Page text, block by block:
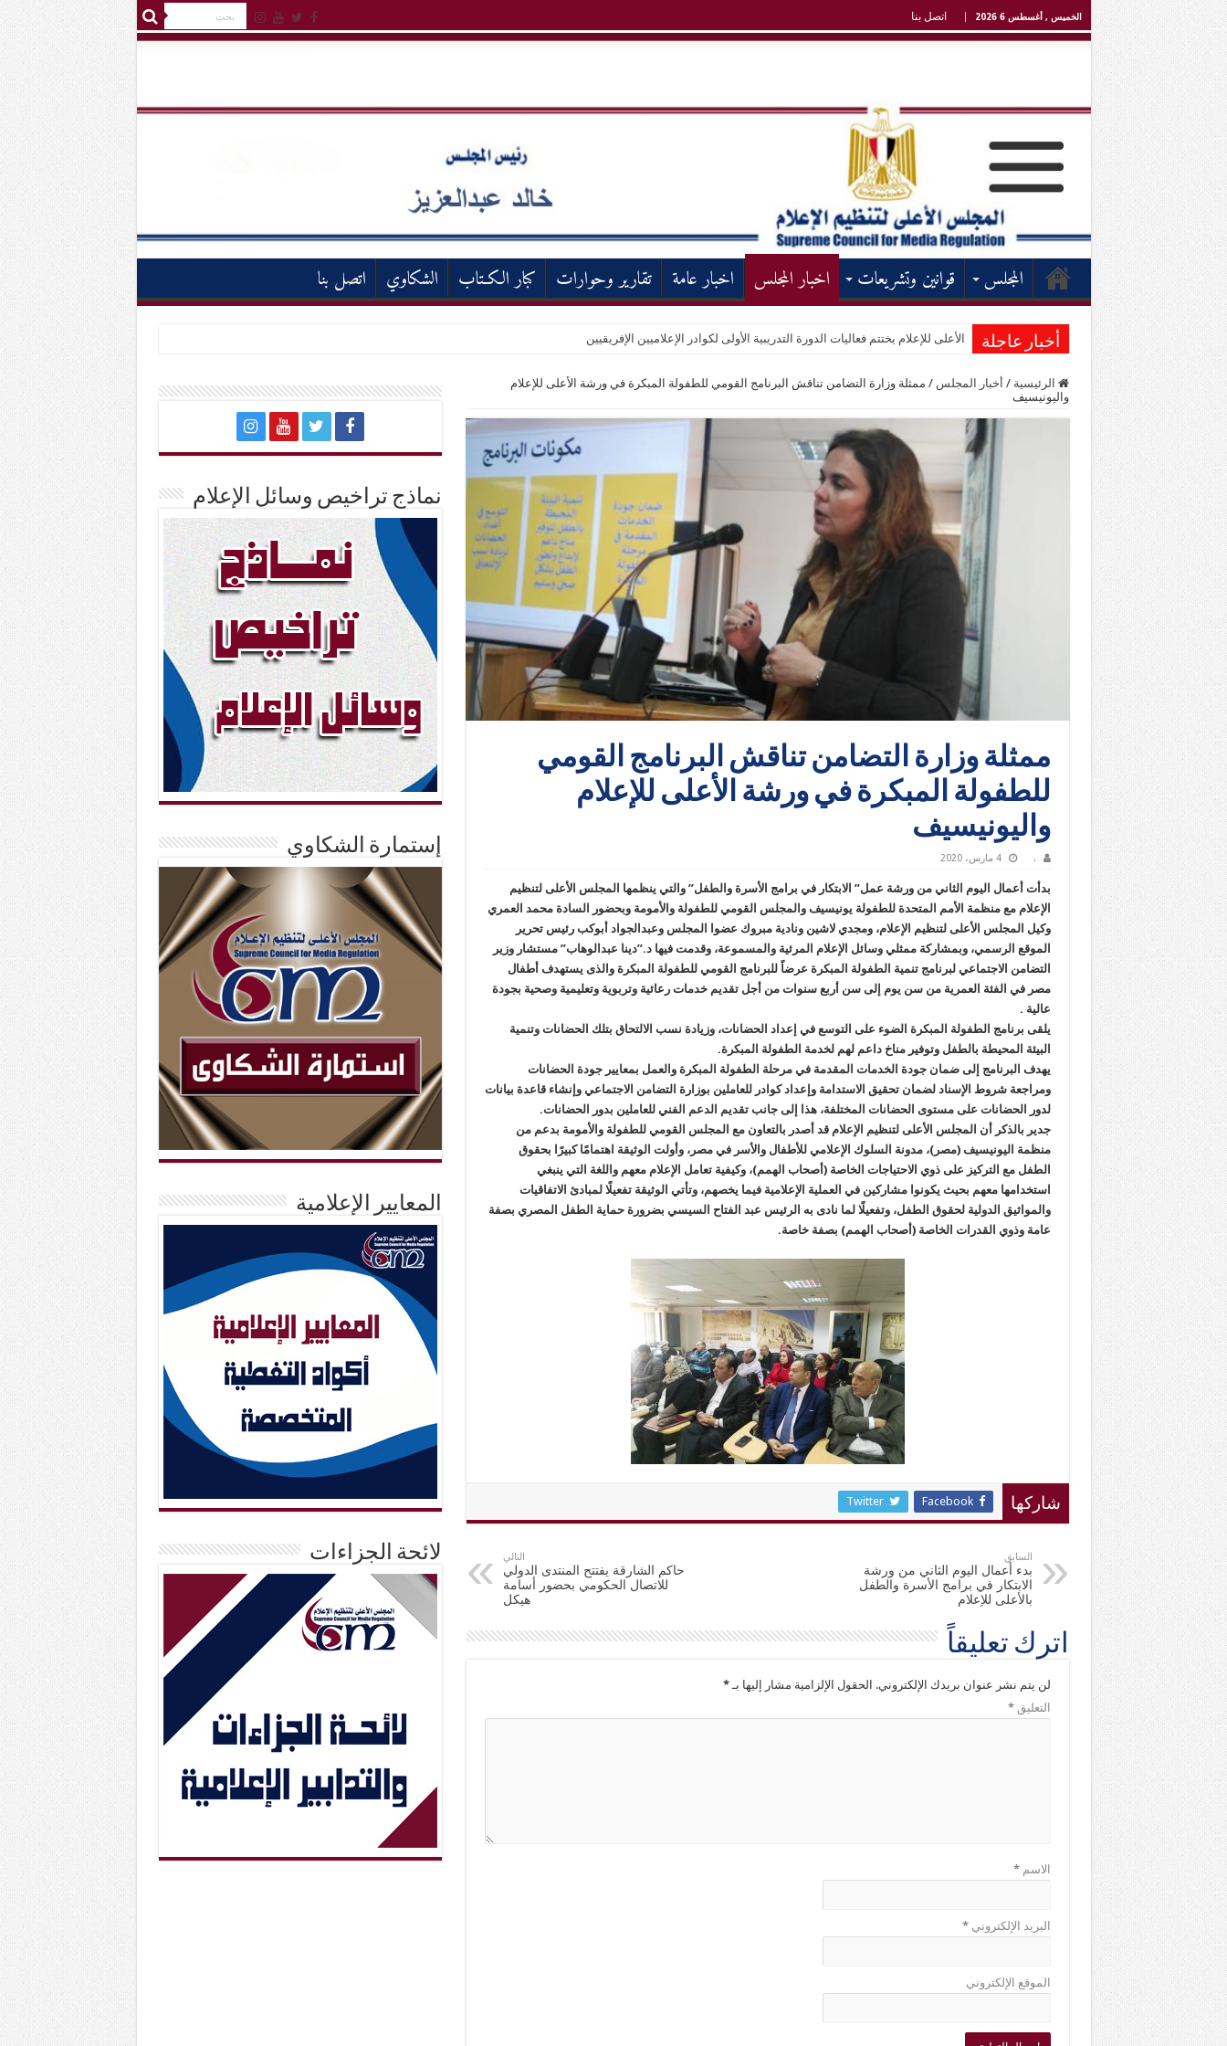
الخميس , أغسطس 6 2026 اتصل بنا
المجلس قوانين وتشريعات اخبار المجلس اخبار عامة تقارير وحوارات كبار الكـتاب الشكاوي اتصل بنا
أخبار عاجلة الأعلى للإعلام يختتم فعاليات الدورة التدريبية الأولى لكوادر الإعلاميين الإفريقيين
الرئيسية / أخبار المجلس / ممثلة وزارة التضامن تناقش البرنامج القومي للطفولة المبكرة في ورشة الأعلى للإعلام
واليونيسيف
ممثلة وزارة التضامن تناقش البرنامج القومي
للطفولة المبكرة في ورشة الأعلى للإعلام
واليونيسيف
. 4 مارس، 2020
بدأت أعمال اليوم الثاني من ورشة عمل” الابتكار في برامج الأسرة والطفل” والتي ينظمها المجلس الأعلى لتنظيم
الإعلام مع منظمة الأمم المتحدة للطفولة يونيسيف والمجلس القومي للطفولة والأمومة وبحضور السادة محمد العمري
وكيل المجلس الأعلى لتنظيم الإعلام، ومجدي لاشين ونادية مبروك عضوا المجلس وعبدالجواد أبوكب رئيس تحرير
الموقع الرسمي، وبمشاركة ممثلي وسائل الإعلام المرئية والمسموعة، وقدمت فيها د.”دينا عبدالوهاب” مستشار وزير
التضامن الاجتماعي لبرنامج تنمية الطفولة المبكرة عرضاً للبرنامج القومي للطفولة المبكرة والذى يستهدف أطفال
مصر في الفئة العمرية من سن يوم إلى سن أربع سنوات من أجل تقديم خدمات رعائية وتربوية وتعليمية وصحية بجودة
عالية .
يلقى برنامج الطفولة المبكرة الضوء على التوسع في إعداد الحضانات، وزيادة نسب الالتحاق بتلك الحضانات وتنمية
البيئة المحيطة بالطفل وتوفير مناخ داعم لهم لخدمة الطفولة المبكرة.
يهدف البرنامج إلى ضمان جودة الخدمات المقدمة في مرحلة الطفولة المبكرة والعمل بمعايير جودة الحضانات
ومراجعة شروط الإسناد لضمان تحقيق الاستدامة وإعداد كوادر للعاملين بوزارة التضامن الاجتماعي وإنشاء قاعدة بيانات
لدور الحضانات على مستوى الحضانات المختلفة، هذا إلى جانب تقديم الدعم الفني للعاملين بدور الحضانات.
جدير بالذكر أن المجلس الأعلى لتنظيم الإعلام قد أصدر بالتعاون مع المجلس القومي للطفولة والأمومة بدعم من
منظمة اليونيسيف (مصر)، مدونة السلوك الإعلامي للأطفال والأسر في مصر، وأولت الوثيقة اهتمامًا كبيرًا بحقوق
الطفل مع التركيز على ذوي الاحتياجات الخاصة (أصحاب الهمم)، وكيفية تعامل الإعلام معهم واللغة التي ينبغي
استخدامها معهم بحيث يكونوا مشاركين في العملية الإعلامية فيما يخصهم، وتأتي الوثيقة تفعيلًا لمبادئ الاتفاقيات
والمواثيق الدولية لحقوق الطفل، وتفعيلًا لما نادى به الرئيس عبد الفتاح السيسي بضرورة حماية الطفل المصري بصفة
عامة وذوي القدرات الخاصة (أصحاب الهمم) بصفة خاصة.
شاركها Facebook
Twitter
السابق
بدء أعمال اليوم الثاني من ورشة
الابتكار في برامج الأسرة والطفل
بالأعلى للإعلام
التالي
حاكم الشارقة يفتتح المنتدى الدولي
للاتصال الحكومي بحضور أسامة
هيكل
اترك تعليقاً
لن يتم نشر عنوان بريدك الإلكتروني. الحقول الإلزامية مشار إليها بـ*
التعليق*
الاسم*
البريد الإلكتروني*
الموقع الإلكتروني
نماذج تراخيص وسائل الإعلام
إستمارة الشكاوي
المعايير الإعلامية
لائحة الجزاءات